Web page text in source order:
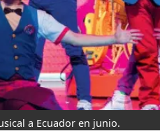
a Ecuador en junio.